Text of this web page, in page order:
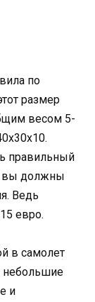
по
размер
весом 5-
правильный
вы должны
Ведь
евро.
в ​​самолет
небольшие
и